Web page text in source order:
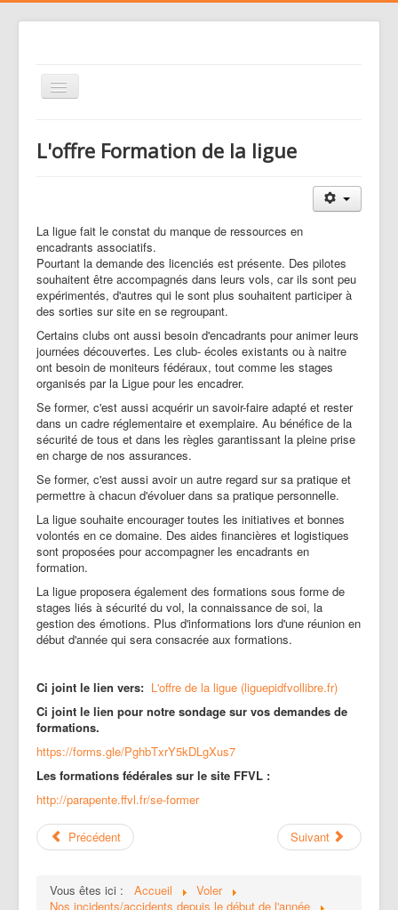
Basculer
la
Voler
Liens
Agenda
Contacts
Médias
L'offre Formation de la ligue
La ligue fait le constat du manque de ressources en
encadrants associatifs.
Pourtant la demande des licenciés est présente. Des pilotes
souhaitent être accompagnés dans leurs vols, car ils sont peu
expérimentés, d'autres qui le sont plus souhaitent participer à
des sorties sur site en se regroupant.
Certains clubs ont aussi besoin d'encadrants pour animer leurs
journées découvertes. Les club- écoles existants ou à naitre
ont besoin de moniteurs fédéraux, tout comme les stages
organisés par la Ligue pour les encadrer.
Se former, c'est aussi acquérir un savoir-faire adapté et rester
dans un cadre réglementaire et exemplaire. Au bénéfice de la
sécurité de tous et dans les règles garantissant la pleine prise
en charge de nos assurances.
Se former, c'est aussi avoir un autre regard sur sa pratique et
permettre à chacun d'évoluer dans sa pratique personnelle.
La ligue souhaite encourager toutes les initiatives et bonnes
volontés en ce domaine. Des aides financières et logistiques
sont proposées pour accompagner les encadrants en
formation.
La ligue proposera également des formations sous forme de
stages liés à sécurité du vol, la connaissance de soi, la
gestion des émotions. Plus d'informations lors d'une réunion en
début d'année qui sera consacrée aux formations.
Ci joint le lien vers: L'offre de la ligue (liguepidfvollibre.fr)
Ci joint le lien pour notre sondage sur vos demandes de
formations.
https://forms.gle/PghbTxrY5kDLgXus7
Les formations fédérales sur le site FFVL :
http://parapente.ffvl.fr/se-former
Précédent Suivant
Vous êtes ici : Accueil
Voler
Nos incidents/accidents depuis le début de l'année